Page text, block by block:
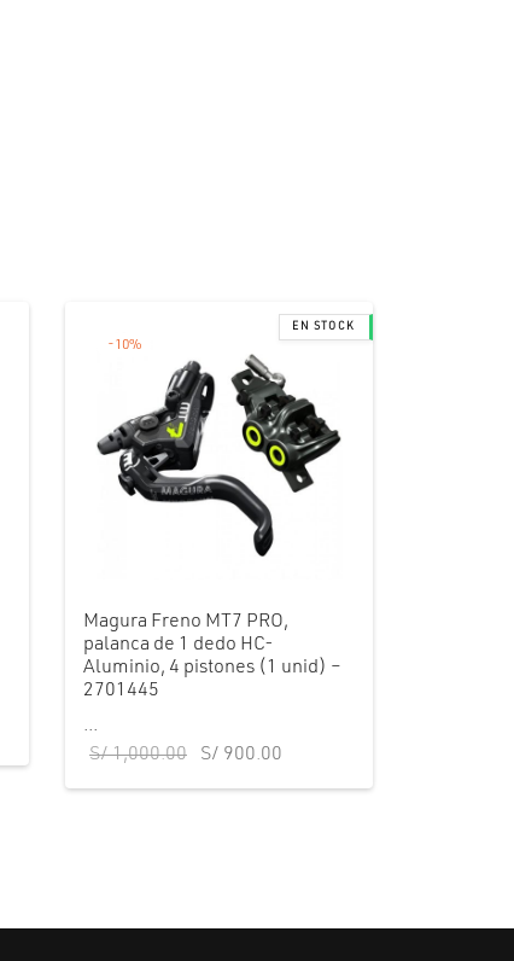
-10%
Magura Freno MT7 PRO,
palanca de 1 dedo HC-
Aluminio, 4 pistones (1 unid) –
2701445
...
S/1,000.00
El precio
S/ 900.00